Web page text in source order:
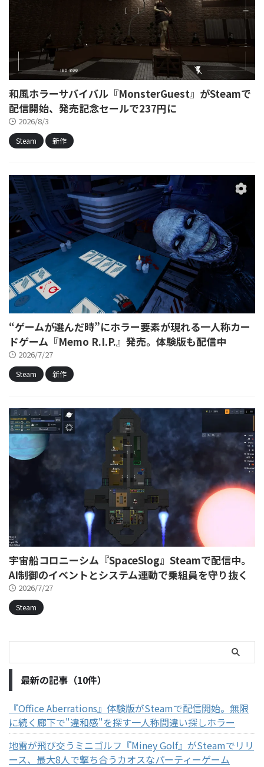
和風ホラーサバイバル『MonsterGuest』がSteamで
配信開始、発売記念セールで237円に
2026/8/3
Steam 新作
“ゲームが選んだ時”にホラー要素が現れる一人称カー
ドゲーム『Memo R.I.P.』発売。体験版も配信中
2026/7/27
Steam 新作
宇宙船コロニーシム『SpaceSlog』Steamで配信中。
AI制御のイベントとシステム連動で乗組員を守り抜く
2026/7/27
Steam
最新の記事（10件）
『Office Aberrations』体験版がSteamで配信開始。無限
に続く廊下で"違和感"を探す一人称間違い探しホラー
地雷が飛び交うミニゴルフ『Miney Golf』がSteamでリリ
ース、最大8人で撃ち合うカオスなパーティーゲーム